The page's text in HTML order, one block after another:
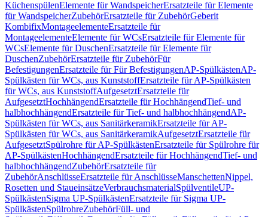
KüchenspülenElemente für WandspeicherErsatzteile für Elemente
für WandspeicherZubehörErsatzteile für ZubehörGeberit
KombifixMontageelementeErsatzteile für
MontageelementeElemente für WCsErsatzteile für Elemente für
WCsElemente für DuschenErsatzteile für Elemente für
DuschenZubehörErsatzteile für ZubehörFür
BefestigungenErsatzteile für Für BefestigungenAP-SpülkästenAP-
Spülkästen für WCs, aus KunststoffErsatzteile für AP-Spülkästen
für WCs, aus KunststoffAufgesetztErsatzteile für
AufgesetztHochhängendErsatzteile für HochhängendTief- und
halbhochhängendErsatzteile für Tief- und halbhochhängendAP-
Spülkästen für WCs, aus SanitärkeramikErsatzteile für AP-
Spülkästen für WCs, aus SanitärkeramikAufgesetztErsatzteile für
AufgesetztSpülrohre für AP-SpülkästenErsatzteile für Spülrohre für
AP-SpülkästenHochhängendErsatzteile für HochhängendTief- und
halbhochhängendZubehörErsatzteile für
ZubehörAnschlüsseErsatzteile für AnschlüsseManschettenNippel,
Rosetten und StaueinsätzeVerbrauchsmaterialSpülventileUP-
SpülkästenSigma UP-SpülkästenErsatzteile für Sigma UP-
SpülkästenSpülrohreZubehörFüll- und